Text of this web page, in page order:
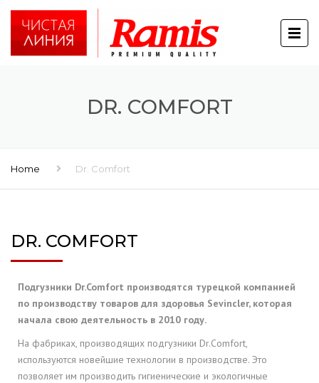
DR. COMFORT
Home Dr. Comfort
DR. COMFORT
Подгузники Dr.Comfort производятся турецкой компанией
по производству товаров для здоровья Sevincler, которая
начала свою деятельность в 2010 году.
На фабриках, производящих подгузники Dr.Comfort,
используются новейшие технологии в производстве. Это
позволяет им производить гигиенические и экологичные